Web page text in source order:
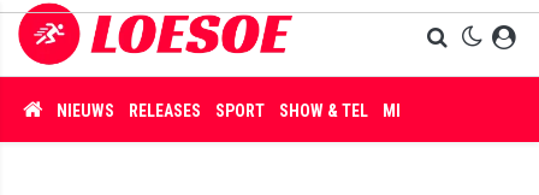
NIEUWS RELEASES SPORT SHOW & TEL MISDAAD